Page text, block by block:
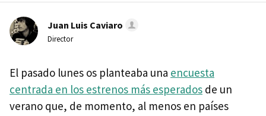
Juan Luis Caviaro
Director
El pasado lunes os planteaba una encuesta
centrada en los estrenos más esperados de un
verano que, de momento, al menos en países